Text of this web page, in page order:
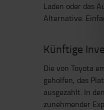
Laden oder das
Alternative.
Künftige
Die von Toyota
geholfen, das
ausgezahlt. In
zunehmender